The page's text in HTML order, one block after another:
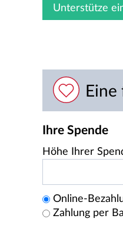
Unterstütze
Ihre Spende
Höhe Ihrer
Online-
Zahlung per